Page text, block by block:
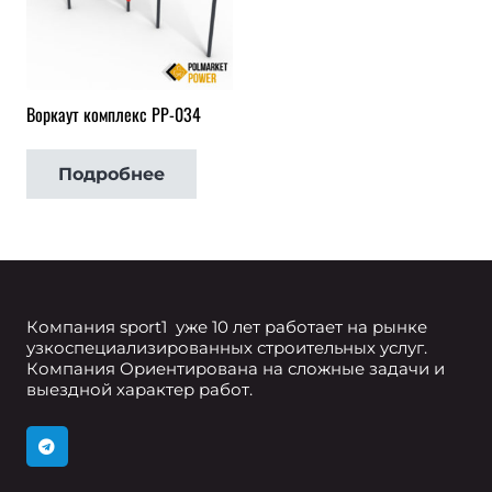
Воркаут комплекс РР-034
Подробнее
Компания sport1 уже 10 лет работает на рынке
узкоспециализированных строительных услуг.
Компания Ориентирована на сложные задачи и
выездной характер работ.